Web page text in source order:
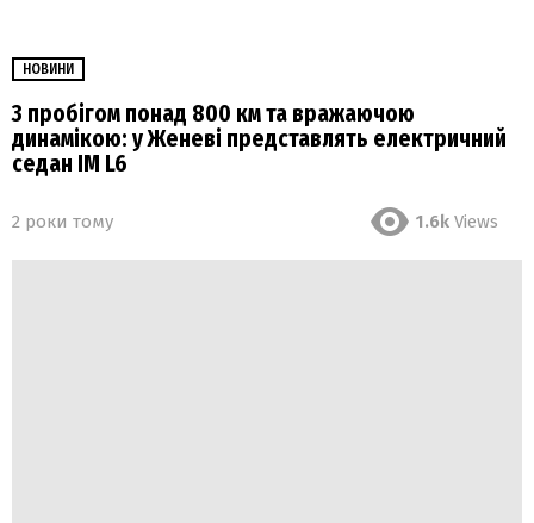
НОВИНИ
З пробігом понад 800 км та вражаючою
динамікою: у Женеві представлять електричний
седан IM L6
2 роки тому 1.6k Views